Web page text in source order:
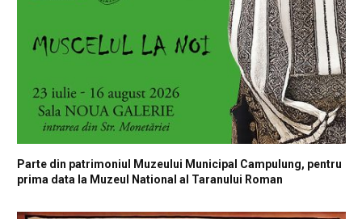
Parte din patrimoniul Muzeului Municipal Campulung, pentru
prima data la Muzeul National al Taranului Roman